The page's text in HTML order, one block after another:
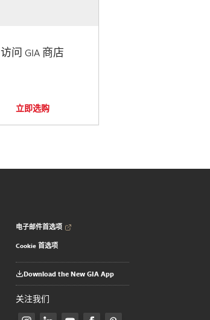
访问 GIA 商店
立即选购
电子邮件首选项
Cookie 首选项
Download the New GIA App
关注我们